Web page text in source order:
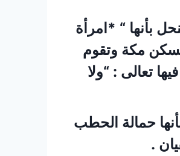
بأنها “ *امرأة
مكة وتقوم
تعالى : “ولا
حمالة الحطب
.